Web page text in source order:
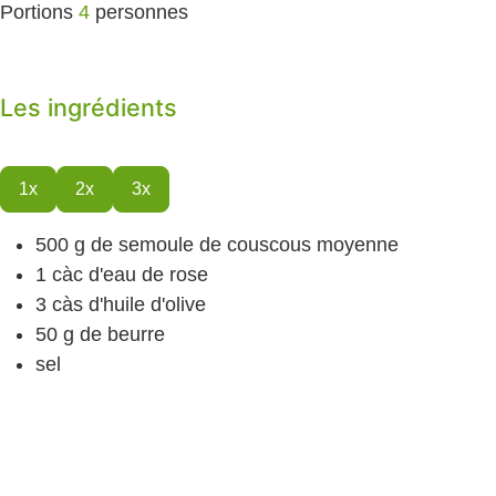
Portions 4 personnes
Les ingrédients
1x 2x 3x
500 g de semoule de couscous moyenne
1 càc d'eau de rose
3 càs d'huile d'olive
50 g de beurre
sel